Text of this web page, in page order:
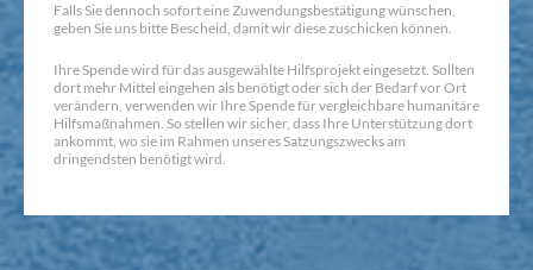
Falls Sie dennoch sofort eine Zuwendungsbestätigung wünschen,
geben Sie uns bitte Bescheid, damit wir diese zuschicken können.
Ihre Spende wird für das ausgewählte Hilfsprojekt eingesetzt. Sollten
dort mehr Mittel eingehen als benötigt oder sich der Bedarf vor Ort
verändern, verwenden wir Ihre Spende für vergleichbare humanitäre
Hilfsmaßnahmen. So stellen wir sicher, dass Ihre Unterstützung dort
ankommt, wo sie im Rahmen unseres Satzungszwecks am
dringendsten benötigt wird.